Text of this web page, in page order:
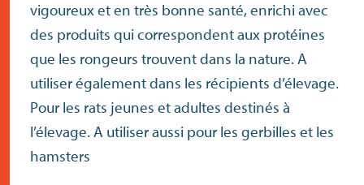
vigoureux et en très bonne santé, enrichi avec
des produits qui correspondent aux protéines
que les rongeurs trouvent dans la nature. A
utiliser également dans les récipients d’élevage.
Pour les rats jeunes et adultes destinés à
l’élevage. A utiliser aussi pour les gerbilles et les
hamsters